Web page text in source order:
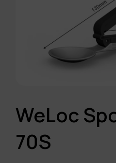
WeLoc
70S